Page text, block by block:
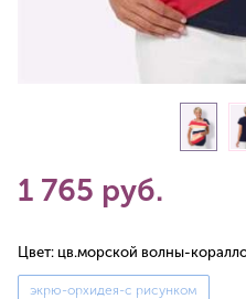
1 765 руб.
Цвет: цв.морской волны-
экрю-орхидея-с рисунком